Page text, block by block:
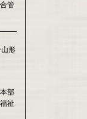
管
形
部
祉